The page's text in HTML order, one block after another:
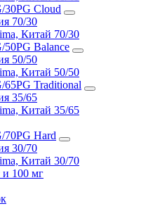
30PG Cloud
70/30
Китай 70/30
Balance
50/50
Китай 50/50
Traditional
35/65
Китай 35/65
70PG Hard
30/70
Китай 30/70
100 мг